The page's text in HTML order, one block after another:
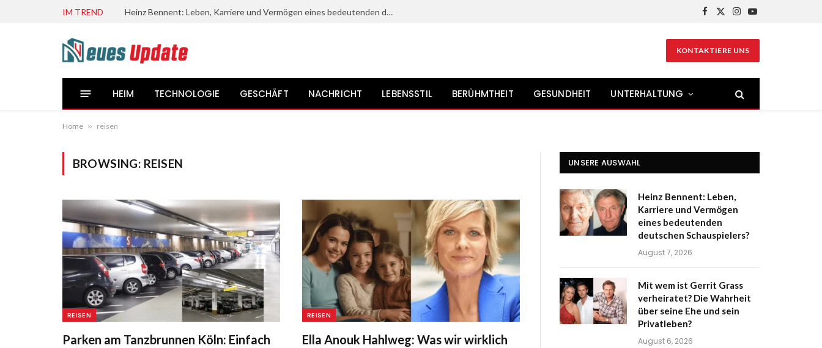
IM TREND Heinz Bennent: Leben, Karriere und Vermögen eines bedeutenden deutschen Schauspielers?
Facebook
X
Instagram
YouTube
KONTAKTIERE UNS
HEIM TECHNOLOGIE GESCHÄFT NACHRICHT LEBENSSTIL BERÜHMTHEIT GESUNDHEIT UNTERHALTUNG
Home » reisen
BROWSING: REISEN
REISEN
Parken am Tanzbrunnen Köln: Einfach
REISEN
Ella Anouk Hahlweg: Was wir wirklich
UNSERE AUSWAHL
Heinz Bennent: Leben,
Karriere und Vermögen
eines bedeutenden
deutschen Schauspielers?
August 7, 2026
Mit wem ist Gerrit Grass
verheiratet? Die Wahrheit
über seine Ehe und sein
Privatleben?
August 6, 2026